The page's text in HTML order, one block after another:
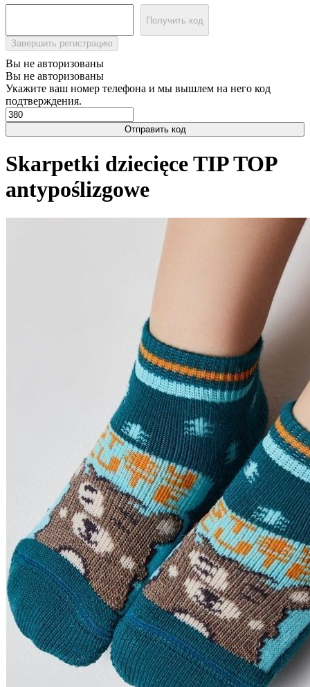
Получить код
Завершить регистрацию
Вы не авторизованы
Вы не авторизованы
Укажите ваш номер телефона и мы вышлем на него код
подтверждения.
Отправить код
Skarpetki dziecięce TIP TOP
antypoślizgowe